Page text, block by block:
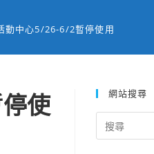
動中心5/26-6/2暫停使用
使
網站搜尋
for: